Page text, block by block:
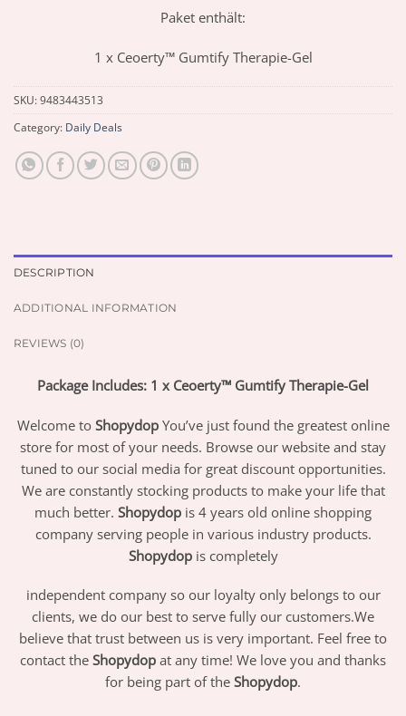
Paket enthält:
1 x Ceoerty™ Gumtify Therapie-Gel
SKU:9483443513
Category: Daily Deals
DESCRIPTION
ADDITIONAL INFORMATION
REVIEWS (0)
Package Includes: 1 x Ceoerty™ Gumtify Therapie-Gel
Welcome to Shopydop You’ve just found the greatest online
store for most of your needs. Browse our website and stay
tuned to our social media for great discount opportunities.
We are constantly stocking products to make your life that
much better. Shopydop is 4 years old online shopping
company serving people in various industry products.
Shopydopis completely
independent company so our loyalty only belongs to our
clients, we do our best to serve fully our customers.We
believe that trust between us is very important. Feel free to
contact the Shopydop at any time! We love you and thanks
for being part of the Shopydop.